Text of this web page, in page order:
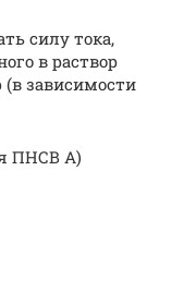
силу тока,
в раствор
(в зависимости
ПНСВ А)